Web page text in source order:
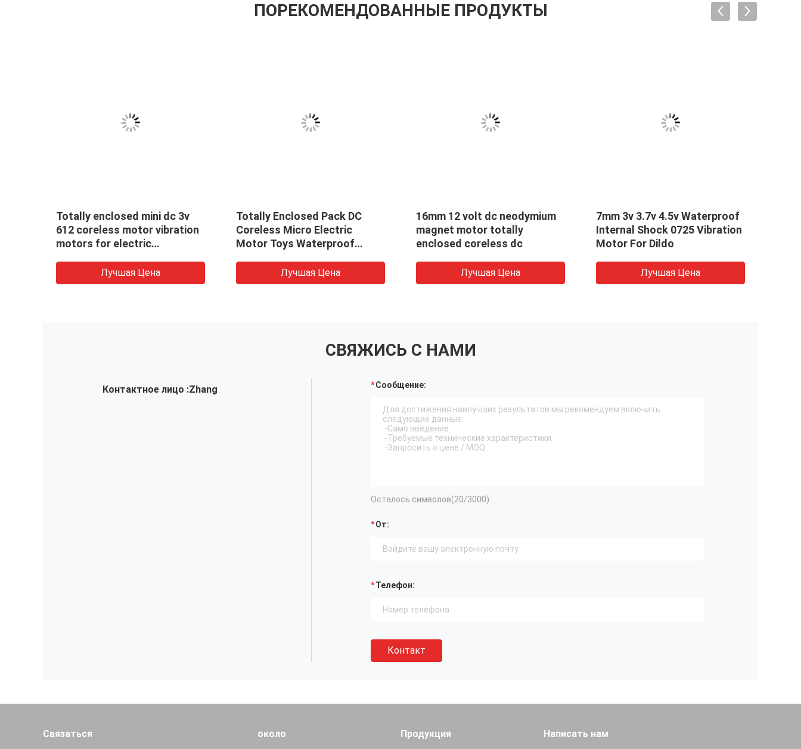
ПОРЕКОМЕНДОВАННЫЕ ПРОДУКТЫ
Totally enclosed mini dc 3v
612 coreless motor vibration
motors for electric
Лучшая Цена
Totally Enclosed Pack DC
Coreless Micro Electric
Motor Toys Waterproof
ToothbrushЛучшая Цена
16mm 12 volt dc neodymium
magnet motor totally
enclosed coreless dc
Лучшая Цена
7mm 3v 3.7v 4.5v Waterproof
Internal Shock 0725 Vibration
Motor For Dildo
Лучшая Цена
СВЯЖИСЬ С НАМИ
Контактное лицо :Zhang Сообщение:
Осталось символов(20/3000)
От:
Телефон:
Контакт
Связаться около Продукция Написать нам